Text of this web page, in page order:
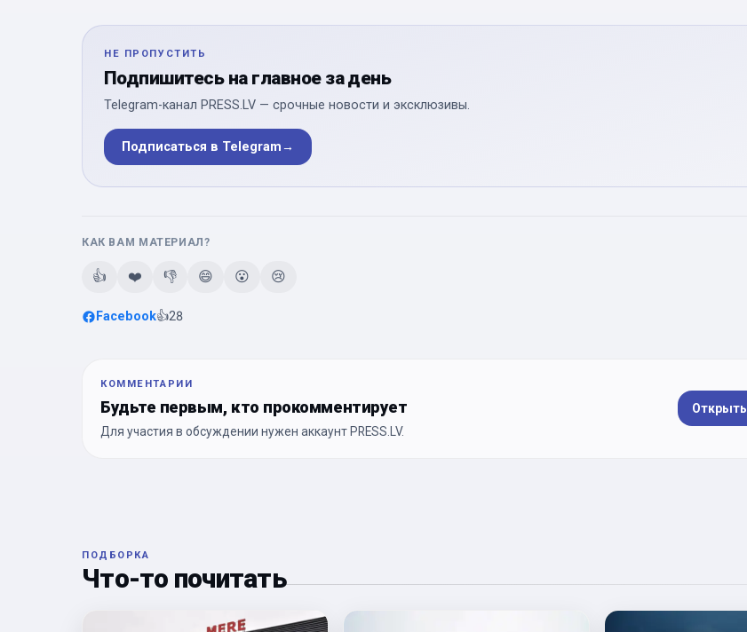
НЕ ПРОПУСТИТЬ
Подпишитесь на главное за день
Telegram-канал PRESS.LV — срочные новости и эксклюзивы.
Подписаться в Telegram→
КАК ВАМ МАТЕРИАЛ?
👍 ❤️ 👎 😄 😮 😢
Facebook👍28
КОММЕНТАРИИ
Будьте первым, кто прокомментирует
Для участия в обсуждении нужен аккаунт PRESS.LV.
Открыть
ПОДБОРКА
Что-то почитать